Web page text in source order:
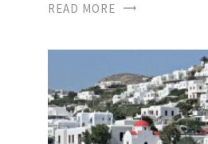
READ MORE